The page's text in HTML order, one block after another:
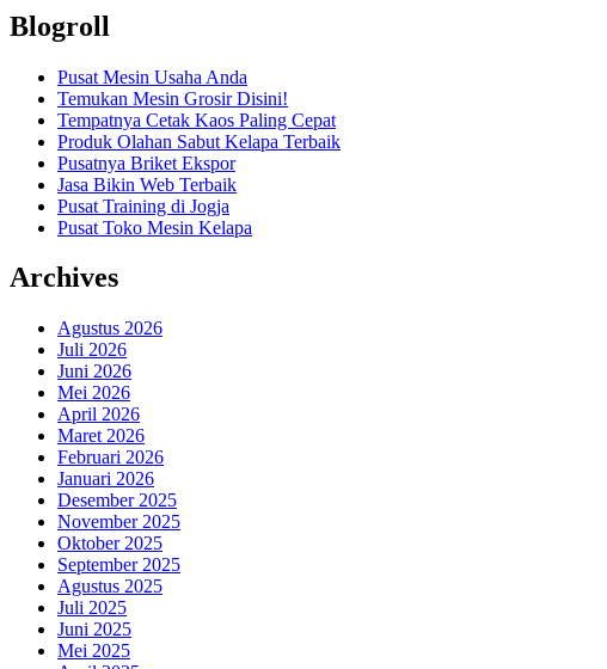
Blogroll
Pusat Mesin Usaha Anda
Temukan Mesin Grosir Disini!
Tempatnya Cetak Kaos Paling Cepat
Produk Olahan Sabut Kelapa Terbaik
Pusatnya Briket Ekspor
Jasa Bikin Web Terbaik
Pusat Training di Jogja
Pusat Toko Mesin Kelapa
Archives
Agustus 2026
Juli 2026
Juni 2026
Mei 2026
April 2026
Maret 2026
Februari 2026
Januari 2026
Desember 2025
November 2025
Oktober 2025
September 2025
Agustus 2025
Juli 2025
Juni 2025
Mei 2025